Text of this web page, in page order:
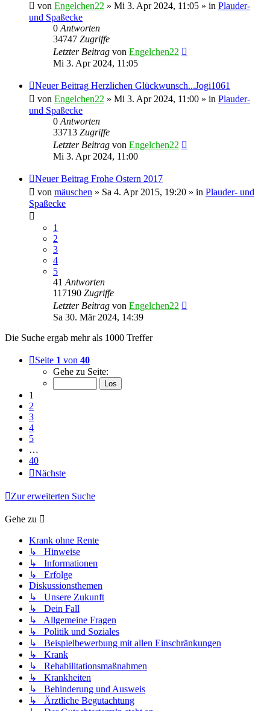
von Engelchen22 » Mi 3. Apr 2024, 11:05 » in Plauder-
und Spaßecke
0Antworten
34747 Zugriffe
Letzter Beitrag von Engelchen22
Mi 3. Apr 2024, 11:05
Neuer Beitrag Herzlichen Glückwunsch...Jogi1061
von Engelchen22 » Mi 3. Apr 2024, 11:00 » in Plauder-
und Spaßecke
0Antworten
33713 Zugriffe
Letzter Beitrag von Engelchen22
Mi 3. Apr 2024, 11:00
Neuer Beitrag Frohe Ostern 2017
von mäuschen » Sa 4. Apr 2015, 19:20 » in Plauder- und
Spaßecke
1
2
3
4
5
41Antworten
117190 Zugriffe
Letzter Beitrag von Engelchen22
Sa 30. Mär 2024, 14:39
Die Suche ergab mehr als 1000 Treffer
Seite 1 von 40
Gehe zu Seite:
1
2
3
4
5
…
40
Nächste
Zur erweiterten Suche
Gehe zu
Krank ohne Rente
↳ Hinweise
↳ Informationen
↳ Erfolge
Diskussionsthemen
↳ Unsere Zukunft
↳ Dein Fall
↳ Allgemeine Fragen
↳ Politik und Soziales
↳ Beispielbewerbung mit allen Einschränkungen
↳ Krank
↳ Rehabilitationsmaßnahmen
↳ Krankheiten
↳ Behinderung und Ausweis
↳ Ärztliche Begutachtung